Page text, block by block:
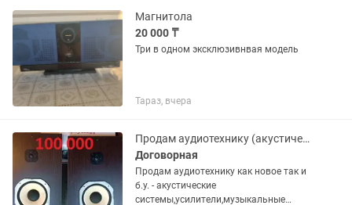
Магнитола
20 000 ₸
Три в одном эксклюзивнвая модель
Тараз, вчера
Продам аудиотехнику (акустические системы,усилители,музыкальные центры итд)
Договорная
Продам аудиотехнику как новое так и
б.у. - акустические
системы,усилители,музыкальные